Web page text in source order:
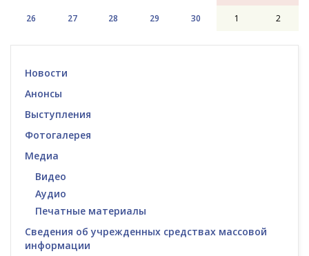
26 27 28 29 30 1 2
Новости
Анонсы
Выступления
Фотогалерея
Медиа
Видео
Аудио
Печатные материалы
Сведения об учрежденных средствах массовой
информации